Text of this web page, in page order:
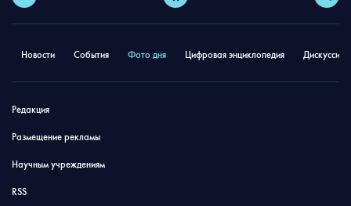
Новости События Фото дня Цифровая энциклопедия
Редакция
Размещение рекламы
Научным учреждениям
RSS